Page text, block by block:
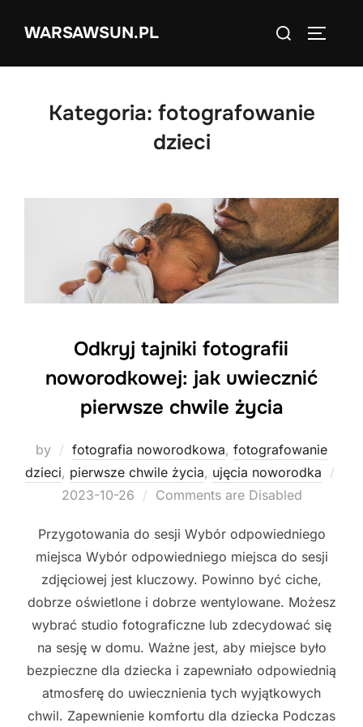
WARSAWSUN.PL
Search
Kategoria: fotografowanie
dzieci
Odkryj tajniki fotografii
noworodkowej: jak uwiecznić
pierwsze chwile życia
by fotografia noworodkowa, fotografowanie
dzieci, pierwsze chwile życia, ujęcia noworodka
Posted
2023-10-26 Comments are Disabled
Przygotowania do sesji Wybór odpowiedniego
miejsca Wybór odpowiedniego miejsca do sesji
zdjęciowej jest kluczowy. Powinno być ciche,
dobrze oświetlone i dobrze wentylowane. Możesz
wybrać studio fotograficzne lub zdecydować się
na sesję w domu. Ważne jest, aby miejsce było
bezpieczne dla dziecka i zapewniało odpowiednią
atmosferę do uwiecznienia tych wyjątkowych
chwil. Zapewnienie komfortu dla dziecka Podczas